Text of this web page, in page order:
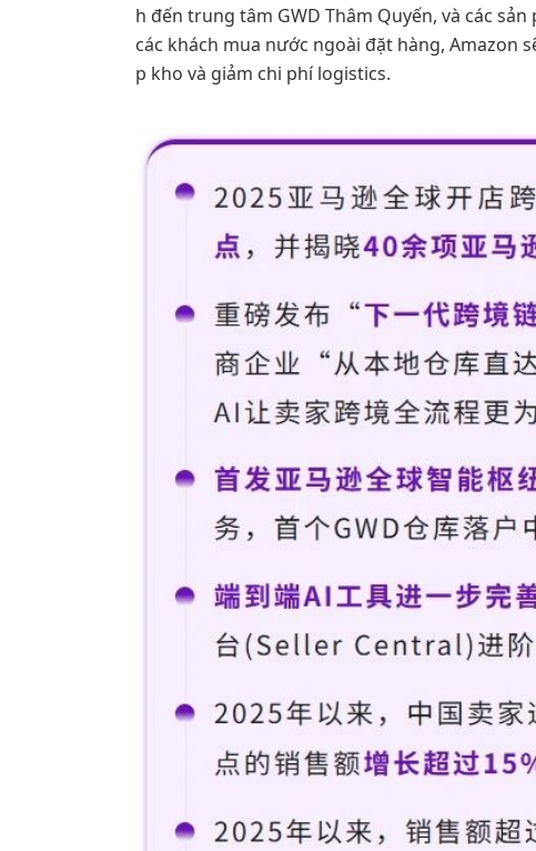
h đến trung tâm GWD Thâm Quyến, và các
các khách mua nước ngoài đặt hàng, Amazon
p kho và giảm chi phí logistics.